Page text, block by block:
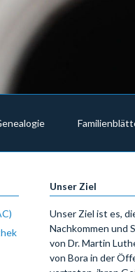
Unser Ziel
Unser Ziel ist es,
Nachkommen und
von Dr. Martin
von Bora in der